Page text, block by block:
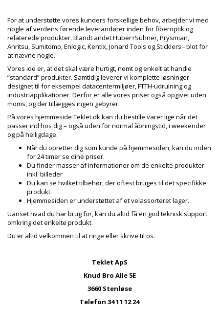
For at understøtte vores kunders forskellige behov, arbejder vi med
nogle af verdens førende leverandører inden for fiberoptik og
relaterede produkter. Blandt andetHuber+Suhner, Prysmian,
Anritsu, Sumitomo, Enlogic, Kentix, Jonard Tools og Sticklers - blot for
atnævne nogle.
Vores ide er, at det skal være hurtigt, nemt og enkelt at handle
”standard” produkter. Samtidig leverer vi komplette løsninger
designet til for eksempel datacentermiljøer,FTTH-udrulning og
industriapplikationer. Derfor er alle vores priser også opgivet uden
moms, og der tillægges ingen gebyrer.
På vores hjemmeside Teklet.dkkan du bestille varer lige når det
passer ind hos dig – også uden for normal åbningstid, i weekender
og på helligdage.
Når du opretter dig som kunde på hjemmesiden, kan du inden
for 24 timer se dine priser.
Du finder masser af informationer om de enkelte produkter
inkl. billeder
Du kan se hvilket tilbehør, der oftest bruges til det specifikke
produkt.
Hjemmesiden er understøttet af et velassorteret lager.
Uanset hvad du har brug for, kan du altid få en god teknisk support
omkring det enkelte produkt.
Du er altid velkommen til at ringe eller skrive til os.
Teklet ApS
Knud Bro Alle 5E
3660 Stenløse
Telefon 34 11 12 24